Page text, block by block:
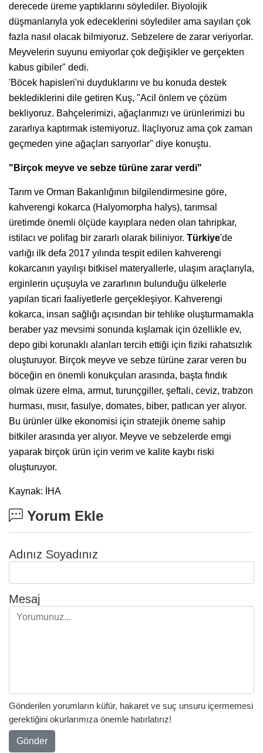
derecede üreme yaptıklarını söylediler. Biyolojik
düşmanlarıyla yok edeceklerini söylediler ama sayıları çok
fazla nasıl olacak bilmiyoruz. Sebzelere de zarar veriyorlar.
Meyvelerin suyunu emiyorlar çok değişikler ve gerçekten
kabus gibiler" dedi.
'Böcek hapisleri'ni duyduklarını ve bu konuda destek
beklediklerini dile getiren Kuş, "Acil önlem ve çözüm
bekliyoruz. Bahçelerimizi, ağaçlarımızı ve ürünlerimizi bu
zararlıya kaptırmak istemiyoruz. İlaçlıyoruz ama çok zaman
geçmeden yine ağaçları sarıyorlar" diye konuştu.
"Birçok meyve ve sebze türüne zarar verdi"
Tarım ve Orman Bakanlığının bilgilendirmesine göre,
kahverengi kokarca (Halyomorpha halys), tarımsal
üretimde önemli ölçüde kayıplara neden olan tahripkar,
istilacı ve polifag bir zararlı olarak biliniyor. Türkiye'de
varlığı ilk defa 2017 yılında tespit edilen kahverengi
kokarcanın yayılışı bitkisel materyallerle, ulaşım araçlarıyla,
erginlerin uçuşuyla ve zararlının bulunduğu ülkelerle
yapılan ticari faaliyetlerle gerçekleşiyor. Kahverengi
kokarca, insan sağlığı açısından bir tehlike oluşturmamakla
beraber yaz mevsimi sonunda kışlamak için özellikle ev,
depo gibi korunaklı alanları tercih ettiği için fiziki rahatsızlık
oluşturuyor. Birçok meyve ve sebze türüne zarar veren bu
böceğin en önemli konukçuları arasında, başta fındık
olmak üzere elma, armut, turunçgiller, şeftali, ceviz, trabzon
hurması, mısır, fasulye, domates, biber, patlıcan yer alıyor.
Bu ürünler ülke ekonomisi için stratejik öneme sahip
bitkiler arasında yer alıyor. Meyve ve sebzelerde emgi
yaparak birçok ürün için verim ve kalite kaybı riski
oluşturuyor.
Kaynak: İHA
Yorum Ekle
Adınız Soyadınız
Mesaj
Gönderilen yorumların küfür, hakaret ve suç unsuru içermemesi
gerektiğini okurlarımıza önemle hatırlatırız!
Gönder